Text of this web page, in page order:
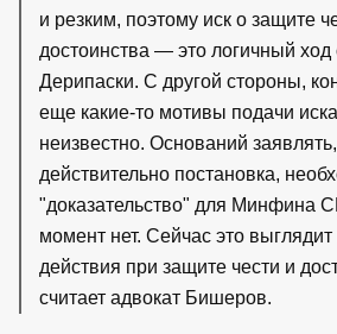
и резким, поэтому иск о защите
достоинства — это логичный ход
Дерипаски. С другой стороны,
еще какие-то мотивы подачи
неизвестно. Оснований
действительно постановка,
"доказательство" для Минфина
момент нет. Сейчас это
действия при защите чести и
считает адвокат Бишеров.